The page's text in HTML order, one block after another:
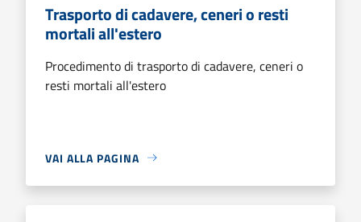
Trasporto di cadavere, ceneri o resti
mortali all'estero
Procedimento di trasporto di cadavere, ceneri o
resti mortali all'estero
VAI ALLA PAGINA